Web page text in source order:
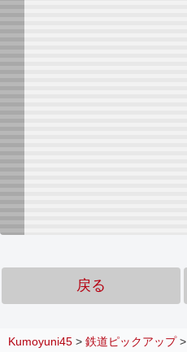
戻る
Kumoyuni45 > 鉄道ピックアップ>